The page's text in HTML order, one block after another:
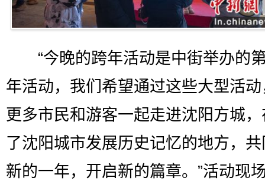
“今晚的跨年活动是中街举办的
年活动，我们希望通过这些大型活
更多市民和游客一起走进沈阳方城
了沈阳城市发展历史记忆的地方，
新的一年，开启新的篇章。”活动现